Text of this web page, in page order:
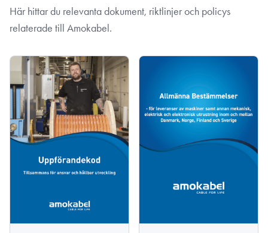
Här hittar du relevanta dokument, riktlinjer och policys
relaterade till Amokabel.